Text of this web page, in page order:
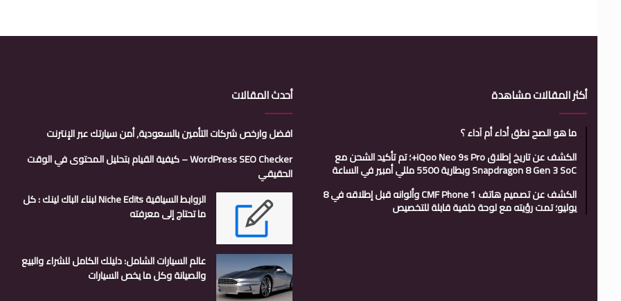
أكثر المقالات مشاهدة
ما هو الصح نطق أداء أم آداء ؟
الكشف عن تاريخ إطلاق iQoo Neo 9s Pro+؛ تم تأكيد الشحن مع
Snapdragon 8 Gen 3 SoC وبطارية 5500 مللي أمبير في الساعة
الكشف عن تصميم هاتف CMF Phone 1 وألوانه قبل إطلاقه في 8
يوليو؛ تمت رؤيته مع لوحة خلفية قابلة للتخصيص
أحدث المقالات
افضل وارخص شركات التأمين بالسعودية, أمن سيارتك عبر الإنترنت
WordPress SEO Checker – كيفية القيام بتحليل المحتوى في الوقت
الحقيقي
الروابط السياقية Niche Edits لبناء الباك لينك : كل
ما تحتاج إلى معرفته
عالم السيارات الشامل: دليلك الكامل للشراء والبيع
والصيانة وكل ما يخص السيارات